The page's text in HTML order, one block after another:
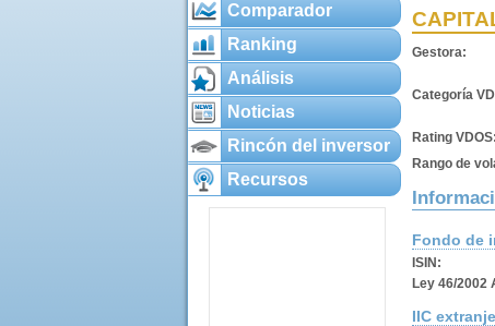
Comparador
Ranking
Análisis
Noticias
Rincón del inversor
Recursos
Gestora:
Categoría
Rating VDOS:
Rango de
Fondo de
ISIN:
Ley 46/2002
IIC